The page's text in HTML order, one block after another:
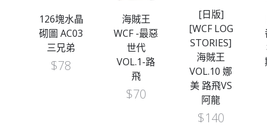
126塊水晶
砌圖 AC03
三兄弟
$78
海賊王
WCF -最惡
世代
VOL.1-路
飛
$70
[日版]
[WCF LOG
STORIES]
海賊王
VOL.10 娜
美 路飛VS
阿龍
$140